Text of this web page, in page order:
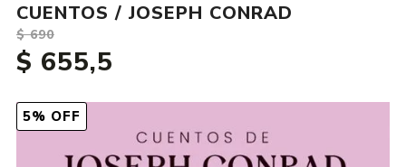
5% OFF
CUENTOS / JOSEPH CONRAD
$ 690
$ 655,5